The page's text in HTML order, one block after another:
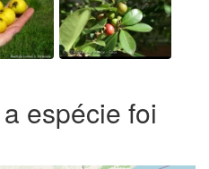
espécie foi